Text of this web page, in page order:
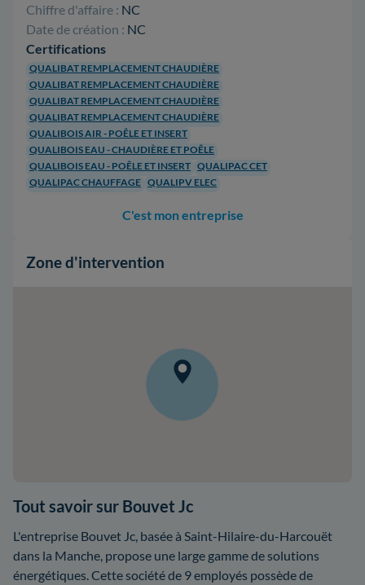
Chiffre d'affaire : NC
Date de création : NC
Certifications
QUALIBAT REMPLACEMENT CHAUDIÈRE
QUALIBAT REMPLACEMENT CHAUDIÈRE
QUALIBAT REMPLACEMENT CHAUDIÈRE
QUALIBAT REMPLACEMENT CHAUDIÈRE
QUALIBOIS AIR - POÊLE ET INSERT
QUALIBOIS EAU - CHAUDIÈRE ET POÊLE
QUALIBOIS EAU - POÊLE ET INSERT QUALIPAC CET
QUALIPAC CHAUFFAGE QUALIPV ELEC
C'est mon entreprise
Zone d'intervention
Tout savoir sur Bouvet Jc
L'entreprise Bouvet Jc, basée à Saint-Hilaire-du-Harcouët
dans la Manche, propose une large gamme de solutions
énergétiques. Cette société de 9 employés possède de